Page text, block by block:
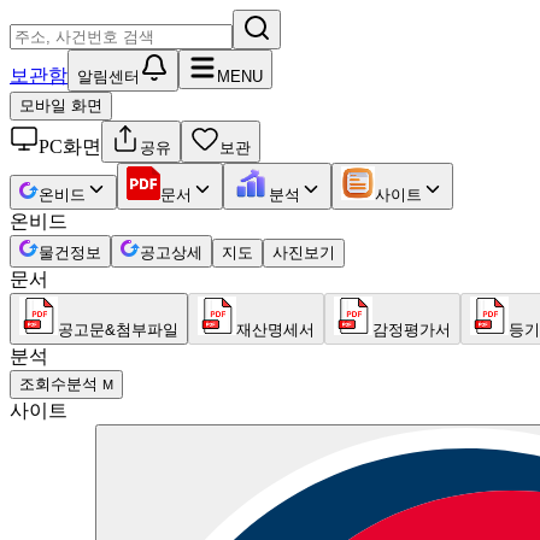
보관함 알림센터
MENU
모바일 화면
PC화면 공유 보관
온비드 문서 분석 사이트
온비드
물건정보 공고상세 지도 사진보기
문서
공고문&첨부파일 재산명세서 감정평가서 등
분석
조회수분석 M
사이트